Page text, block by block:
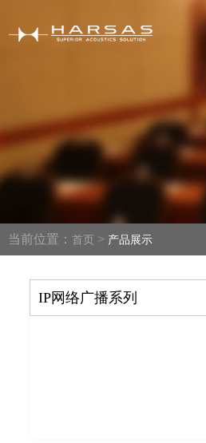
当前位置： 首页 > 产品展示
IP网络广播系列